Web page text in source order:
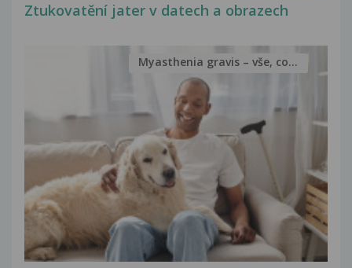
Ztukovatění jater v datech a obrazech
Myasthenia gravis – vše, co...